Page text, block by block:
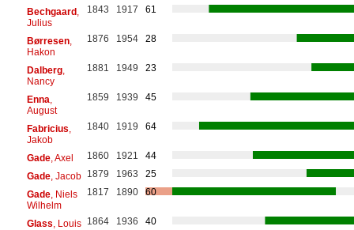
Bechgaard,
Julius
1843 1917 61
Børresen,
Hakon
1876 1954 28
Dalberg,
Nancy
1881 1949 23
Enna
August
1859 1939 45
Fabricius
Jakob
1840 1919 64
Gade, Axel 1860 1921
44
Gade, Jacob 1879 1963
25
Gade, Niels
Wilhelm
1817 1890 60
Glass , Louis 1864 1936
40